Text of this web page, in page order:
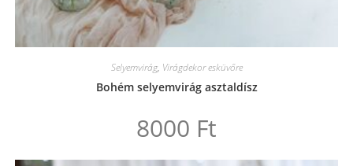
Selyemvirág, Virágdekor esküvőre
Bohém selyemvirág asztaldísz
8000 Ft